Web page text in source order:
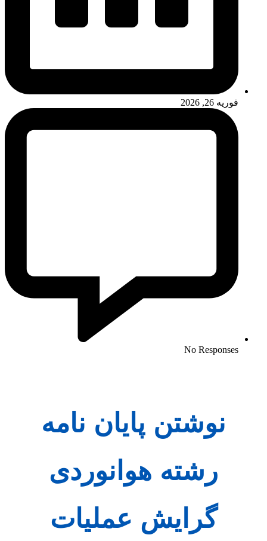
فوریه 26, 2026
No Responses
نوشتن پایان نامه
رشته هوانوردی
گرایش عملیات